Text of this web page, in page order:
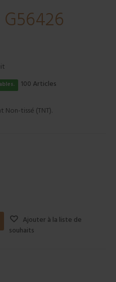
100 Articles
tissé (TNT).
Ajouter à la liste de
souhaits